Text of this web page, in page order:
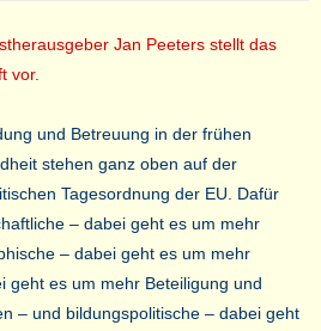
Jan Peeters stellt das
vor.
und Betreuung in der frühen
stehen ganz oben auf der
Tagesordnung der EU. Dafür
– dabei geht es um mehr
– dabei geht es um mehr
geht es um mehr Beteiligung und
– und bildungspolitische – dabei geht